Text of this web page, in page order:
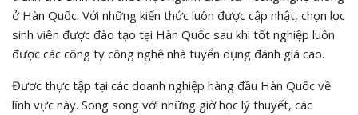
ở Hàn Quốc. Với những kiến thức luôn được cập nhật, chọn lọc
sinh viên được đào tạo tại Hàn Quốc sau khi tốt nghiệp luôn
được các công ty công nghệ nhà tuyển dụng đánh giá cao.
Đươc thực tập tại các doanh nghiệp hàng đầu Hàn Quốc về
lĩnh vực này. Song song với những giờ học lý thuyết, các